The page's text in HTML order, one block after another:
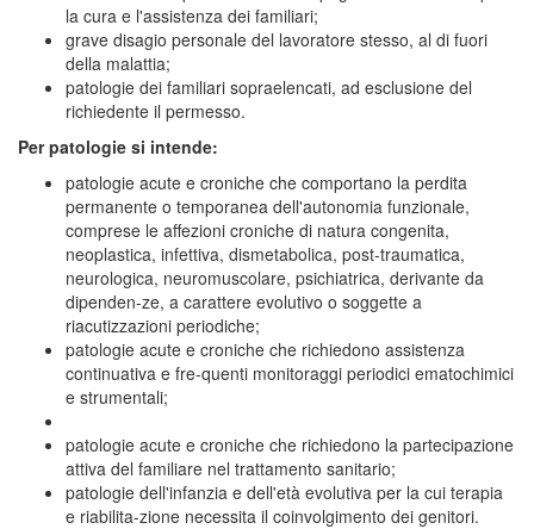
la cura e l'assistenza dei familiari;
grave disagio personale del lavoratore stesso, al di fuori
della malattia;
patologie dei familiari sopraelencati, ad esclusione del
richiedente il permesso.
Per patologie si intende:
patologie acute e croniche che comportano la perdita
permanente o temporanea dell'autonomia funzionale,
comprese le affezioni croniche di natura congenita,
neoplastica, infettiva, dismetabolica, post-traumatica,
neurologica, neuromuscolare, psichiatrica, derivante da
dipenden-ze, a carattere evolutivo o soggette a
riacutizzazioni periodiche;
patologie acute e croniche che richiedono assistenza
continuativa e fre-quenti monitoraggi periodici ematochimici
e strumentali;
patologie acute e croniche che richiedono la partecipazione
attiva del familiare nel trattamento sanitario;
patologie dell'infanzia e dell'età evolutiva per la cui terapia
e riabilita-zione necessita il coinvolgimento dei genitori.